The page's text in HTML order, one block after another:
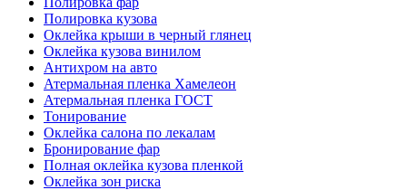
Полировка кузова
Оклейка крыши в черный глянец
Оклейка кузова винилом
Антихром на авто
Атермальная пленка Хамелеон
Атермальная пленка ГОСТ
Тонирование
Оклейка салона по лекалам
Бронирование фар
Полная оклейка кузова пленкой
Оклейка зон риска